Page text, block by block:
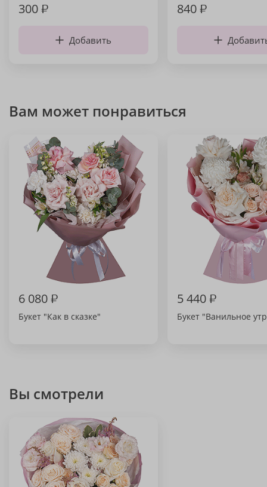
300₽
Добавить
840₽
Вам может понравиться
6 080₽
Букет "Как в сказке"
5 440₽
Букет "Ванильное
Вы смотрели